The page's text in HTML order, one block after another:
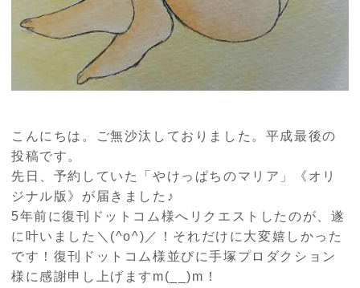
こんにちは。ご無沙汰しておりました。平成最後の
投稿です。
先日、予約していた「やけっぱちのマリア」《オリ
ジナル版》が届きました♪
5年前に復刊ドットコム様へリクエストしたのが、遂
に叶いました＼ (^o^) ／！それだけに大変嬉しかった
です！復刊ドットコム様並びに手塚プロダクション
様に感謝申し上げます m(__)m ！